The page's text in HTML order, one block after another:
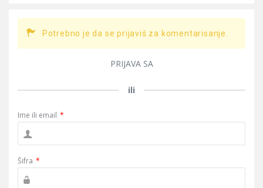
Potrebno je da se prijaviš za komentarisanje.
PRIJAVA SA
ili
Ime ili email *
Šifra *